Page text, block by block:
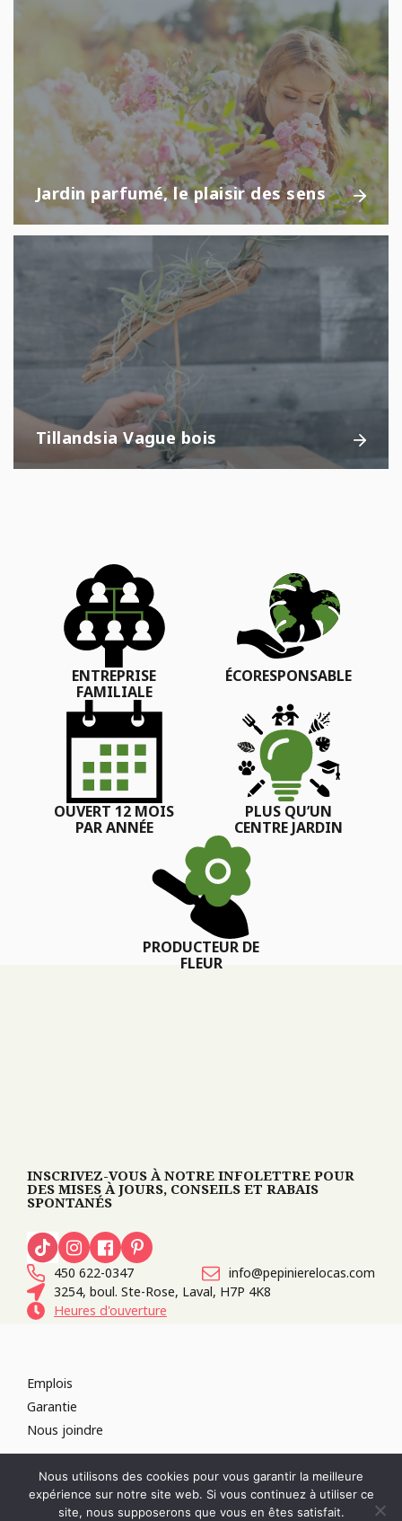
Jardin parfumé, le plaisir des sens
Tillandsia Vague bois
ENTREPRISE
FAMILIALE
ÉCORESPONSABLE
OUVERT 12 MOIS
PAR ANNÉE
PLUS QU’UN
CENTRE JARDIN
PRODUCTEUR DE
FLEUR
INSCRIVEZ-VOUS À NOTRE INFOLETTRE POUR
DES MISES À JOURS, CONSEILS ET RABAIS
SPONTANÉS
450 622-0347
info@pepinierelocas.com
3254, boul. Ste-Rose, Laval, H7P 4K8
Heures d'ouverture
Emplois
Garantie
Nous joindre
SITES WEB :PAR DESIGN, AGENCE WEB
RÉVOQUER LE CONSENTEMENT
POLITIQUE DE CONFIDENTIALITÉ
Nous utilisons des cookies pour vous garantir la meilleure
expérience sur notre site web. Si vous continuez à utiliser ce
site, nous supposerons que vous en êtes satisfait.